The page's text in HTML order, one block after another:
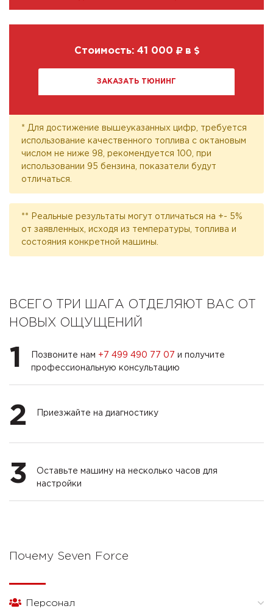
Стоимость: 41 000 в
ЗАКАЗАТЬ ТЮНИНГ
* Для достижение вышеуказанных цифр, требуется
использование качественного топлива с октановым
числом не ниже 98, рекомендуется 100, при
использовании 95 бензина, показатели будут
отличаться.
** Реальные результаты могут отличаться на +- 5%
от заявленных, исходя из температуры, топлива и
состояния конкретной машины.
ВСЕГО ТРИ ШАГА ОТДЕЛЯЮТ ВАС ОТ
НОВЫХ ОЩУЩЕНИЙ
1 Позвоните нам +7 499 490 77 07 и получите
профессиональную консультацию
2 Приезжайте на диагностику
3
Оставьте машину на несколько часов для
настройки
Почему Seven Force
Персонал